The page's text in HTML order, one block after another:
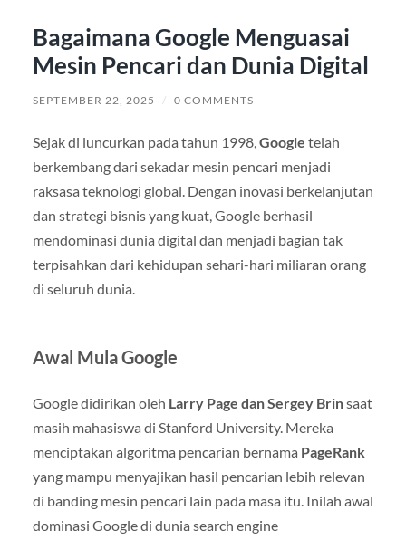
Bagaimana Google Menguasai
Mesin Pencari dan Dunia Digital
SEPTEMBER 22, 2025 / 0 COMMENTS
Sejak di luncurkan pada tahun 1998,Google telah
berkembang dari sekadar mesin pencari menjadi
raksasa teknologi global. Dengan inovasi berkelanjutan
dan strategi bisnis yang kuat, Google berhasil
mendominasi dunia digital dan menjadi bagian tak
terpisahkan dari kehidupan sehari-hari miliaran orang
di seluruh dunia.
Awal Mula Google
Google didirikan oleh Larry Page dan Sergey Brinsaat
masih mahasiswa di Stanford University. Mereka
menciptakan algoritma pencarian bernama PageRank
yang mampu menyajikan hasil pencarian lebih relevan
di banding mesin pencari lain pada masa itu. Inilah awal
dominasi Google di dunia search engine